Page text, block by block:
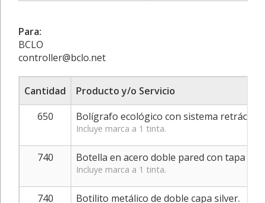
Para:
BCLO
controller@bclo.net
Cantidad
Producto y/o Servicio
650
Bolígrafo ecológico con sistema retráctil y
Incluye marca a 1 tinta.
740 Botella en acero doble pared con tapa
Incluye marca a 1 tinta.
740 Botilito metálico de doble capa silver.